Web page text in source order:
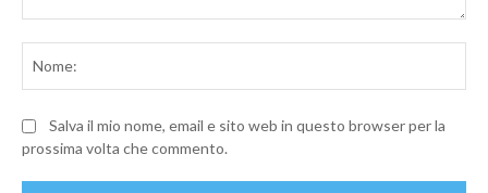
Salva il mio nome, email e sito web in questo browser per la
prossima volta che commento.